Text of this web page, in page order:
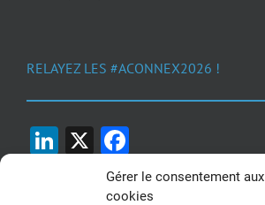
Gérer le consentement aux
cookies
RELAYEZ LES #ACONNEX2026 !
LinkedIn
X